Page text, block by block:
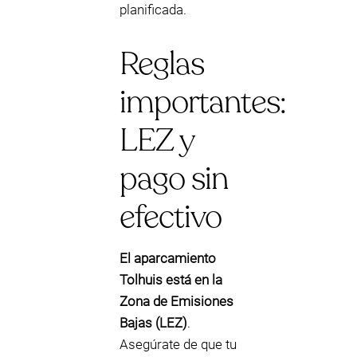
planificada.
Reglas
importantes:
LEZ y
pago sin
efectivo
El aparcamiento
Tolhuis está en la
Zona de Emisiones
Bajas (LEZ).
Asegúrate de que tu